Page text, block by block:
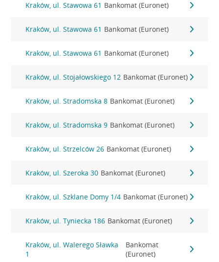
Kraków, ul. Stawowa 61 Bankomat (Euronet)
Kraków, ul. Stawowa 61 Bankomat (Euronet)
Kraków, ul. Stawowa 61 Bankomat (Euronet)
Kraków, ul. Stojałowskiego 12 Bankomat (Euronet)
Kraków, ul. Stradomska 8 Bankomat (Euronet)
Kraków, ul. Stradomska 9 Bankomat (Euronet)
Kraków, ul. Strzelców 26 Bankomat (Euronet)
Kraków, ul. Szeroka 30 Bankomat (Euronet)
Kraków, ul. Szklane Domy 1/4 Bankomat (Euronet)
Kraków, ul. Tyniecka 186 Bankomat (Euronet)
Kraków, ul. Walerego Sławka
1
Bankomat
(Euronet)